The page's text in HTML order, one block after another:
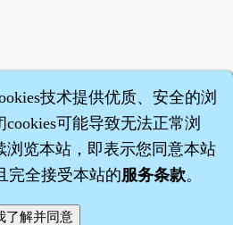
药子©2008～2026
技术提供优质、安全的浏
可能导致无法正常浏
浏览本站，即表示您同意本站
完全接受本站的服务条款。